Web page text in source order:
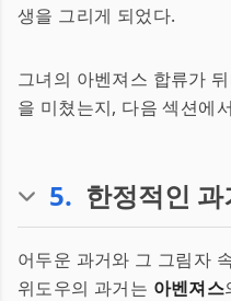
생을 그리게 되었다.
그녀의 아벤져스 합류가
을 미쳤는지, 다음 섹션에
5. 한정적인
어두운 과거와 그 그림자
위도우의 과거는 아벤져스